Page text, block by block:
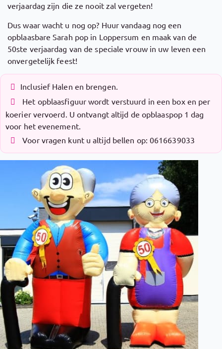
verjaardag zijn die ze nooit zal vergeten!
Dus waar wacht u nog op? Huur vandaag nog een
opblaasbare Sarah pop in Loppersum en maak van de
50ste verjaardag van de speciale vrouw in uw leven een
onvergetelijk feest!
Inclusief Halen en brengen.
Het opblaasfiguur wordt verstuurd in een box en per
koerier vervoerd. U ontvangt altijd de opblaaspop 1 dag
voor het evenement.
Voor vragen kunt u altijd bellen op: 0616639033